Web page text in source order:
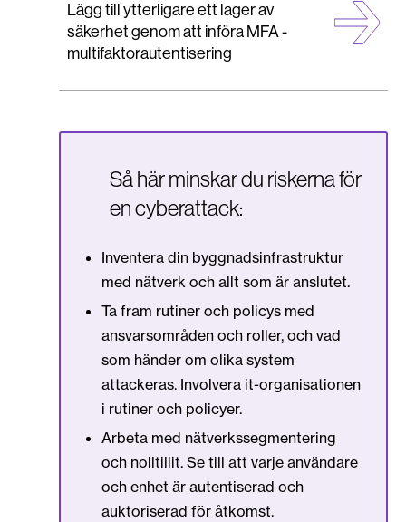
Lägg till ytterligare ett lager av
säkerhet genom att införa MFA -
multifaktorautentisering
Så här minskar du riskerna för
en cyberattack:
Inventera din byggnadsinfrastruktur
med nätverk och allt som är anslutet.
Ta fram rutiner och policys med
ansvarsområden och roller, och vad
som händer om olika system
attackeras. Involvera it-organisationen
i rutiner och policyer.
Arbeta med nätverkssegmentering
och nolltillit. Se till att varje användare
och enhet är autentiserad och
auktoriserad för åtkomst.